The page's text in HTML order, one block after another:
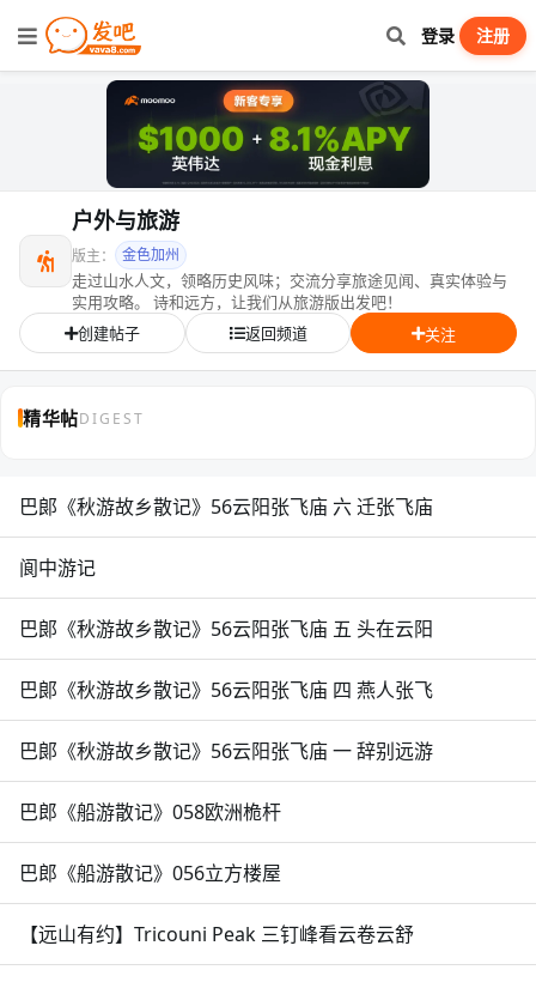
登录 注册
户外与旅游
版主： 金色加州
走过山水人文，领略历史风味；交流分享旅途见闻、真实体验与
实用攻略。 诗和远方，让我们从旅游版出发吧！
创建帖子
返回频道 关注
精华帖DIGEST
巴郞《秋游故乡散记》56云阳张飞庙 六 迁张飞庙
阆中游记
巴郞《秋游故乡散记》56云阳张飞庙 五 头在云阳
巴郞《秋游故乡散记》56云阳张飞庙 四 燕人张飞
巴郞《秋游故乡散记》56云阳张飞庙 一 辞别远游
巴郎《船游散记》058欧洲桅杆
巴郎《船游散记》056立方楼屋
【远山有约】Tricouni Peak 三钉峰看云卷云舒